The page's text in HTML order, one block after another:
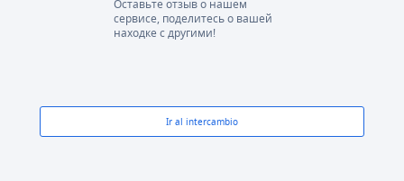
Оставьте отзыв о нашем
сервисе, поделитесь о вашей
находке с другими!
Ir al intercambio